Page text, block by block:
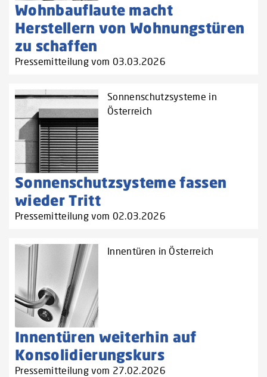
Wohnbauflaute macht
Herstellern von Wohnungstüren
zu schaffen‌
Pressemitteilung vom 03.03.2026
Sonnenschutzsysteme in
Österreich
Sonnenschutzsysteme fassen
wieder Tritt
Pressemitteilung vom 02.03.2026
Innentüren in Österreich
Innentüren weiterhin auf
Konsolidierungskurs
Pressemitteilung vom 27.02.2026